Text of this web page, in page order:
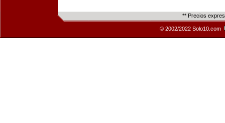
** Precios
© 2002/2022 Solo10.com